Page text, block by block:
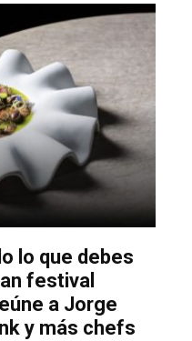
lo que debes
festival
a Jorge
y más chefs